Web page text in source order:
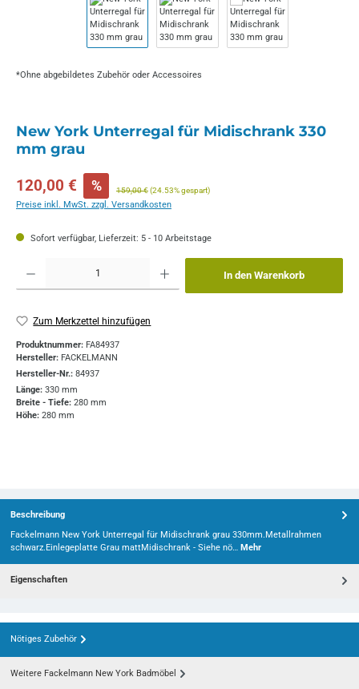
*Ohne abgebildetes Zubehör oder Accessoires
New York Unterregal für Midischrank 330
mm grau
Verkaufspreis:
120,00 € % Regulärer Preis:
159,00 €(24.53% gespart)
Preise inkl. MwSt. zzgl. Versandkosten
Sofort verfügbar, Lieferzeit: 5 - 10 Arbeitstage
Produkt Anzahl: Gib den gewünschten Wert ein oder benutze die Schaltflächen um
In den Warenkorb
Zum Merkzettel hinzufügen
Produktnummer: FA84937
Hersteller: FACKELMANN
Hersteller-Nr.: 84937
Länge: 330 mm
Breite - Tiefe: 280 mm
Höhe: 280 mm
Beschreibung
Fackelmann New York Unterregal für Midischrank grau 330mm.Metallrahmen
schwarz.Einlegeplatte Grau mattMidischrank - Siehe nö… Mehr
Eigenschaften
Nötiges Zubehör
Weitere Fackelmann New York Badmöbel